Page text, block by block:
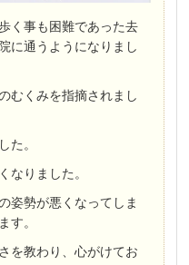
く事も困難であった去
に通うようになりまし
むくみを指摘されまし
た。
なりました。
姿勢が悪くなってしま
す。
を教わり、心がけてお